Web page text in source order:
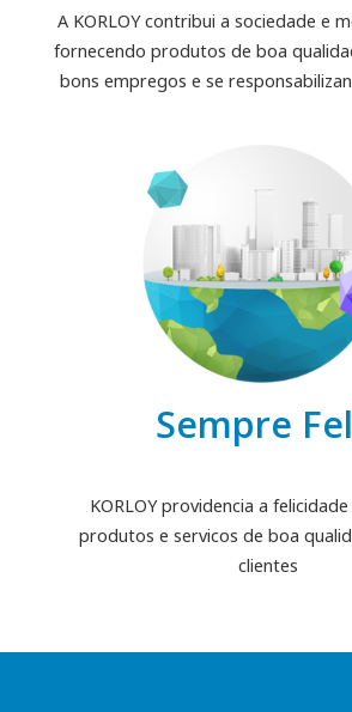
A KORLOY contribui a sociedade e
fornecendo produtos de boa
bons empregos e se
Sempre
KORLOY providencia a
produtos e servicos de boa
clientes